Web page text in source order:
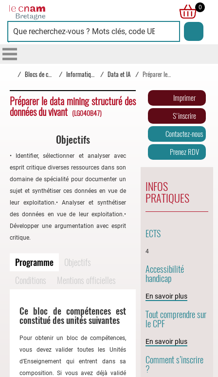
Cnam
Bretagne
0
/ / / Data et IA /
Préparer le data mining structuré des
données du vivant (LG040B47)
Objectifs
• Identifier, sélectionner et analyser avec
esprit critique diverses ressources dans son
domaine de spécialité pour documenter un
sujet et synthétiser ces données en vue de
leur exploitation.• Analyser et synthétiser
des données en vue de leur exploitation.•
Développer une argumentation avec esprit
critique.
Programme
Objectifs
Conditions
Mentions officielles
Ce bloc de compétences est
constitué des unités suivantes
Pour obtenir un bloc de compétences,
vous devez valider toutes les Unités
d’Enseignement qui entrent dans sa
composition. Si vous avez déjà validé
Imprimer
S'inscrire
Contactez-nous
Prenez RDV
INFOS
PRATIQUES
ECTS
4
Accessibilité
handicap
En savoir plus
Tout comprendre sur
le CPF
En savoir plus
Comment s’inscrire
?